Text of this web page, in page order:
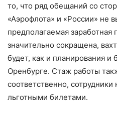
то, что ряд обещаний со
«Аэрофлота» и «России» не
предполагаемая заработная
значительно сокращена,
будет, как и планирования и
Оренбурге. Стаж работы
соответственно, сотрудники
льготными билетами.